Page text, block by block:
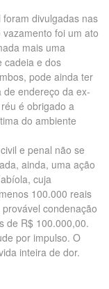
divulgadas nas
foi um ato
mais uma
cadeia e dos
pode ainda ter
endereço da ex-
é obrigado a
do ambiente
e penal não se
ainda, uma ação
cuja
100.000 reais
condenação
de R$ 100.000,00.
por impulso. O
inteira de dor.